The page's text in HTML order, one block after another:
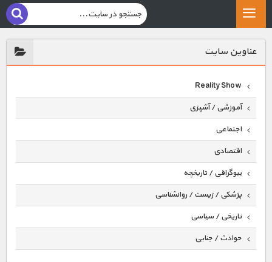
عناوين سايت
Reality Show
آموزشی / آشپزی
اجتماعی
اقتصادی
بیوگرافی / تاریخچه
پزشکی / زیست / روانشناسی
تاریخی / سیاسی
حوادث / جنایی